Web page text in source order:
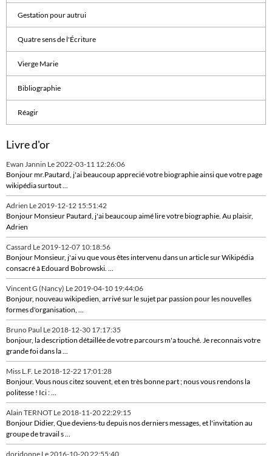
Gestation pour autrui
Quatre sens de l'Écriture
Vierge Marie
Bibliographie
Réagir
Livre d'or
Ewan Jannin Le 2022-03-11 12:26:06
Bonjour mr.Pautard, j'ai beaucoup apprecié votre biographie ainsi que votre page
wikipédia surtout ...
Adrien Le 2019-12-12 15:51:42
Bonjour Monsieur Pautard, j'ai beaucoup aimé lire votre biographie. Au plaisir,
Adrien
Cassard Le 2019-12-07 10:18:56
Bonjour Monsieur, j'ai vu que vous êtes intervenu dans un article sur Wikipédia
consacré à Edouard Bobrowski. ...
Vincent G (Nancy) Le 2019-04-10 19:44:06
Bonjour, nouveau wikipedien, arrivé sur le sujet par passion pour les nouvelles
formes d'organisation, ...
Bruno Paul Le 2018-12-30 17:17:35
bonjour, la description détaillée de votre parcours m'a touché. Je reconnais votre
grande foi dans la ...
Miss L.F. Le 2018-12-22 17:01:28
Bonjour. Vous nous citez souvent, et en très bonne part ; nous vous rendons la
politesse ! Ici : ...
Alain TERNOT Le 2018-11-20 22:29:15
Bonjour Didier, Que deviens-tu depuis nos derniers messages, et l'invitation au
groupe de travail s ...
doridonne Le 2016-10-20 22:55:40